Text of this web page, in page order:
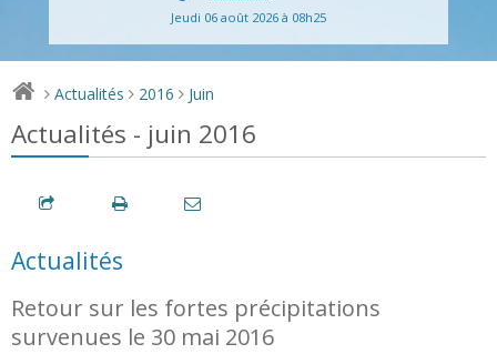
Jeudi 06 août 2026 à 08h25
> Actualités > 2016 > Juin
Actualités - juin 2016
Actualités
Retour sur les fortes précipitations
survenues le 30 mai 2016